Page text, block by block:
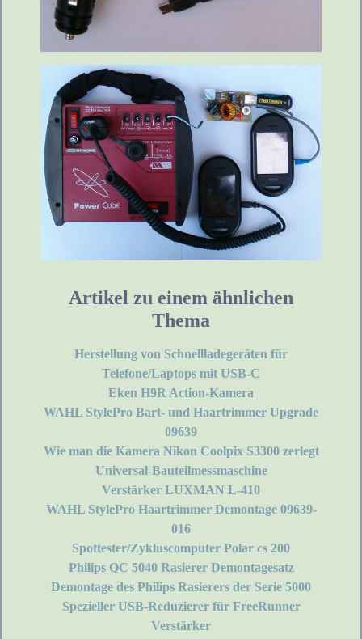
Artikel zu einem ähnlichen
Thema
Herstellung von Schnellladegeräten für
Telefone/Laptops mit USB-C
Eken H9R Action-Kamera
WAHL StylePro Bart- und Haartrimmer Upgrade
09639
Wie man die Kamera Nikon Coolpix S3300 zerlegt
Universal-Bauteilmessmaschine
Verstärker LUXMAN L-410
WAHL StylePro Haartrimmer Demontage 09639-
016
Spottester/Zykluscomputer Polar cs 200
Philips QC 5040 Rasierer Demontagesatz
Demontage des Philips Rasierers der Serie 5000
Spezieller USB-Reduzierer für FreeRunner
Verstärker